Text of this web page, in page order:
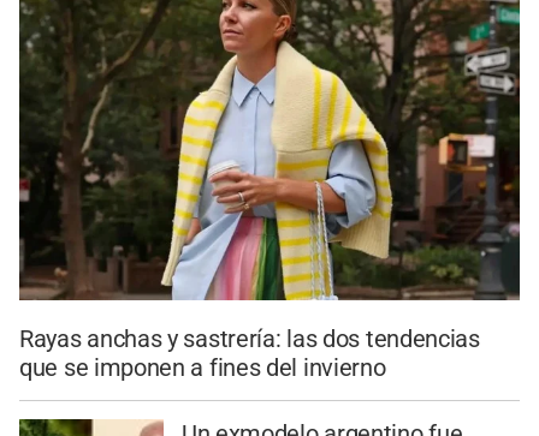
Rayas anchas y sastrería: las dos tendencias
que se imponen a fines del invierno